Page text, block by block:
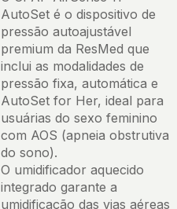
AutoSet é o dispositivo de
pressão autoajustável
premium da ResMed que
inclui as modalidades de
pressão fixa, automática e
AutoSet for Her, ideal para
usuárias do sexo feminino
com AOS (apneia obstrutiva
do sono).
O umidificador aquecido
integrado garante a
umidificação das vias aéreas